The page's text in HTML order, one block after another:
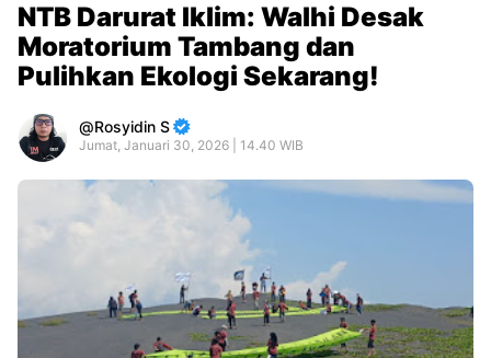
NTB Darurat Iklim: Walhi Desak
Moratorium Tambang dan
Pulihkan Ekologi Sekarang!
Rosyidin S
Jumat, Januari 30, 2026 | 14.40 WIB